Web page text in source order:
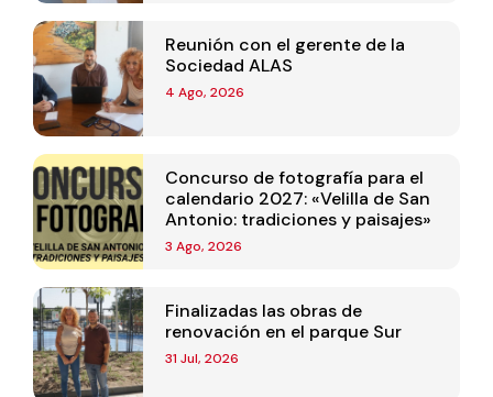
Reunión con el gerente de la
Sociedad ALAS
4 Ago, 2026
Concurso de fotografía para el
calendario 2027: «Velilla de San
Antonio: tradiciones y paisajes»
3 Ago, 2026
Finalizadas las obras de
renovación en el parque Sur
31 Jul, 2026